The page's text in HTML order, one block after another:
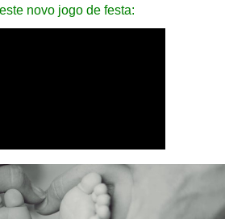
novo jogo de festa: